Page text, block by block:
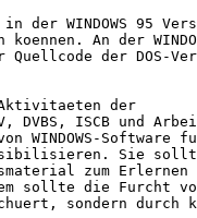
WINDOWS 95
koennen. An der
der DOS-
der
DVBS, ISCB und
WINDOWS-Software
Sie
zum Erlernen
sollte die Furcht
sondern durch